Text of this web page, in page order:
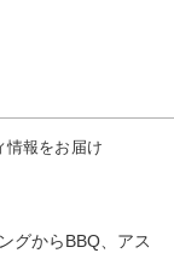
情報をお届け
グからBBQ、アス